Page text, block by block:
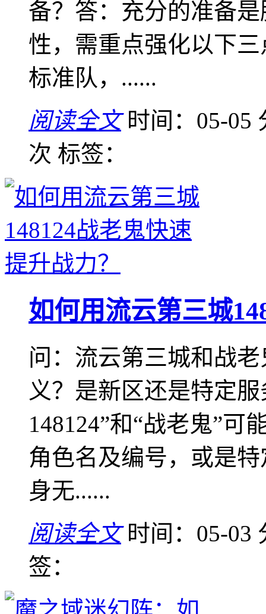
备？答：充分的准备
性，需重点强化以下
标准队，......
阅读全文 时间：05-05
次 标签：
如何用流云第三城
问：流云第三城和战
义？是新区还是特定
148124”和“战老鬼”可
角色名及编号，或是
身无......
阅读全文 时间：05-03
签：